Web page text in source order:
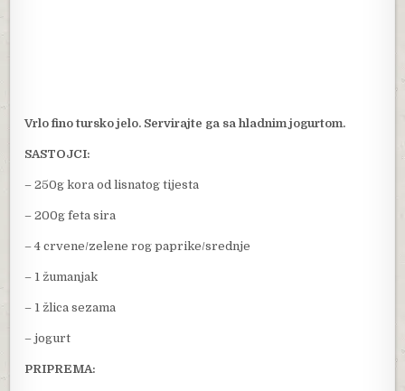
Vrlo fino tursko jelo. Servirajte ga sa hladnim jogurtom.
SASTOJCI:
– 250g kora od lisnatog tijesta
– 200g feta sira
– 4 crvene/zelene rog paprike/srednje
– 1 žumanjak
– 1 žlica sezama
– jogurt
PRIPREMA: